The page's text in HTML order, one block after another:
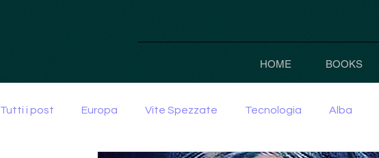
HOME BOOKS
Tutti i post Europa Vite Spezzate Tecnologia Alba